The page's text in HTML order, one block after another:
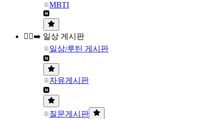
MBTI
🏃‍♀️‍➡️ 일상 게시판
일상/루틴 게시판
자유게시판
질문게시판